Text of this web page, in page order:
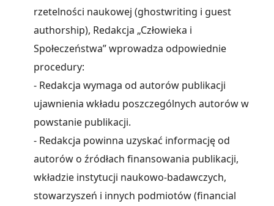
rzetelności naukowej (ghostwriting i guest
authorship), Redakcja „Człowieka i
Społeczeństwa” wprowadza odpowiednie
procedury:
- Redakcja wymaga od autorów publikacji
ujawnienia wkładu poszczególnych autorów w
powstanie publikacji.
- Redakcja powinna uzyskać informację od
autorów o źródłach finansowania publikacji,
wkładzie instytucji naukowo-badawczych,
stowarzyszeń i innych podmiotów (financial